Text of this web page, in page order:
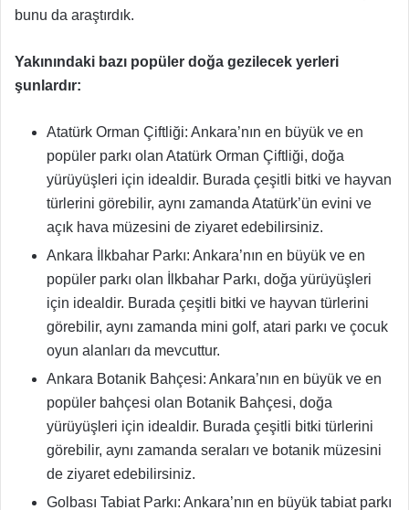
bunu da araştırdık.
Yakınındaki bazı popüler doğa gezilecek yerleri
şunlardır:
Atatürk Orman Çiftliği: Ankara’nın en büyük ve en
popüler parkı olan Atatürk Orman Çiftliği, doğa
yürüyüşleri için idealdir. Burada çeşitli bitki ve hayvan
türlerini görebilir, aynı zamanda Atatürk’ün evini ve
açık hava müzesini de ziyaret edebilirsiniz.
Ankara İlkbahar Parkı: Ankara’nın en büyük ve en
popüler parkı olan İlkbahar Parkı, doğa yürüyüşleri
için idealdir. Burada çeşitli bitki ve hayvan türlerini
görebilir, aynı zamanda mini golf, atari parkı ve çocuk
oyun alanları da mevcuttur.
Ankara Botanik Bahçesi: Ankara’nın en büyük ve en
popüler bahçesi olan Botanik Bahçesi, doğa
yürüyüşleri için idealdir. Burada çeşitli bitki türlerini
görebilir, aynı zamanda seraları ve botanik müzesini
de ziyaret edebilirsiniz.
Golbası Tabiat Parkı: Ankara’nın en büyük tabiat parkı